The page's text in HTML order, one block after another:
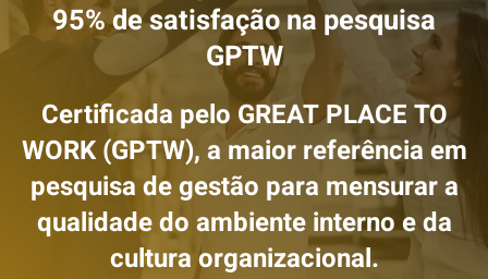
95% de satisfação na pesquisa
GPTW
Certificada pelo GREAT PLACE TO
WORK (GPTW), a maior referência em
pesquisa de gestão para mensurar a
qualidade do ambiente interno e da
cultura organizacional.